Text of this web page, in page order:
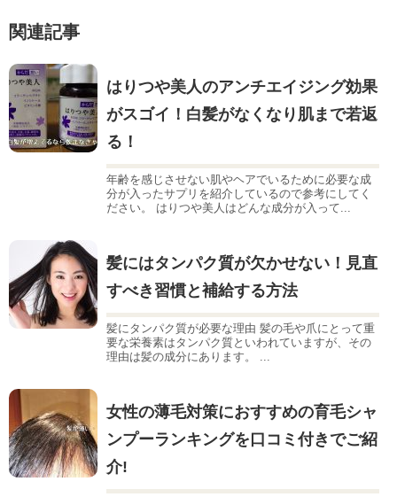
関連記事
はりつや美人のアンチエイジング効果
がスゴイ！白髪がなくなり肌まで若返
る！
年齢を感じさせない肌やヘアでいるために必要な成
分が入ったサプリを紹介しているので参考にしてく
ださい。 はりつや美人はどんな成分が入って...
髪にはタンパク質が欠かせない！見直
すべき習慣と補給する方法
髪にタンパク質が必要な理由 髪の毛や爪にとって重
要な栄養素はタンパク質といわれていますが、その
理由は髪の成分にあります。 ...
女性の薄毛対策におすすめの育毛シャ
ンプーランキングを口コミ付きでご紹
介!